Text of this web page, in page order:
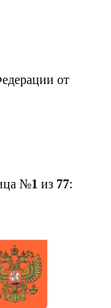
от
№1 из 77: